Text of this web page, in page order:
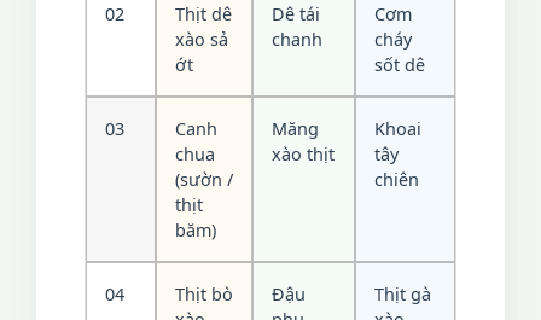
02
Thịt dê
xào sả
ớt
Dê tái
chanh
Cơm
cháy
sốt dê
03
Canh
chua
(sườn /
thịt
băm)
Măng
xào thịt
Khoai
tây
chiên
04
Thịt bò
Đậu
Thịt gà